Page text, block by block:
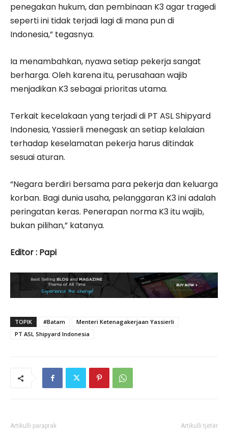
penegakan hukum, dan pembinaan K3 agar tragedi
seperti ini tidak terjadi lagi di mana pun di
Indonesia,” tegasnya.
Ia menambahkan, nyawa setiap pekerja sangat
berharga. Oleh karena itu, perusahaan wajib
menjadikan K3 sebagai prioritas utama.
Terkait kecelakaan yang terjadi di PT ASL Shipyard
Indonesia, Yassierli menegask an setiap kelalaian
terhadap keselamatan pekerja harus ditindak
sesuai aturan.
“Negara berdiri bersama para pekerja dan keluarga
korban. Bagi dunia usaha, pelanggaran K3 ini adalah
peringatan keras. Penerapan norma K3 itu wajib,
bukan pilihan,” katanya.
Editor : Papi
TOPIK #Batam
Menteri Ketenagakerjaan Yassierli
PT ASL Shipyard Indonesia
Artikulli paraprak Artikulli tjetër